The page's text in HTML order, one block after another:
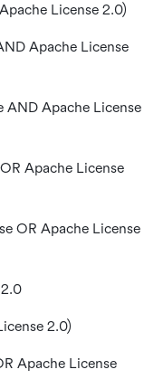
License 2.0)
Apache License
AND Apache License
Apache License
OR Apache License
2.0)
Apache License